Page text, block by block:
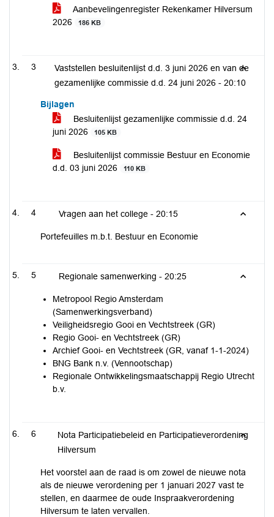
Aanbevelingenregister Rekenkamer Hilversum
2026
186 KB
3
Vaststellen besluitenlijst d.d. 3 juni 2026 en van de
gezamenlijke commissie d.d. 24 juni 2026 - 20:10
Bijlagen
Besluitenlijst gezamenlijke commissie d.d. 24
juni 2026
105 KB
Besluitenlijst commissie Bestuur en Economie
d.d. 03 juni 2026
110 KB
4 Vragen aan het college - 20:15
Portefeuilles m.b.t. Bestuur en Economie
5 Regionale samenwerking - 20:25
Metropool Regio Amsterdam
(Samenwerkingsverband)
Veiligheidsregio Gooi en Vechtstreek (GR)
Regio Gooi- en Vechtstreek (GR)
Archief Gooi- en Vechtstreek (GR, vanaf 1-1-2024)
BNG Bank n.v. (Vennootschap)
Regionale Ontwikkelingsmaatschappij Regio Utrecht
b.v.
6
Nota Participatiebeleid en Participatieverordening
Hilversum
Het voorstel aan de raad is om zowel de nieuwe nota
als de nieuwe verordening per 1 januari 2027 vast te
stellen, en daarmee de oude Inspraakverordening
Hilversum te laten vervallen.